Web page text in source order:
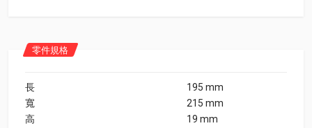
零件規格
長
195 mm
寬
215 mm
高
19 mm